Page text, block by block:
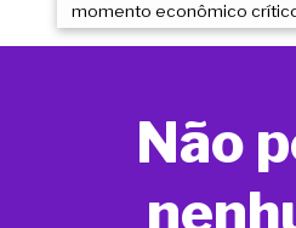
momento econômico
Não